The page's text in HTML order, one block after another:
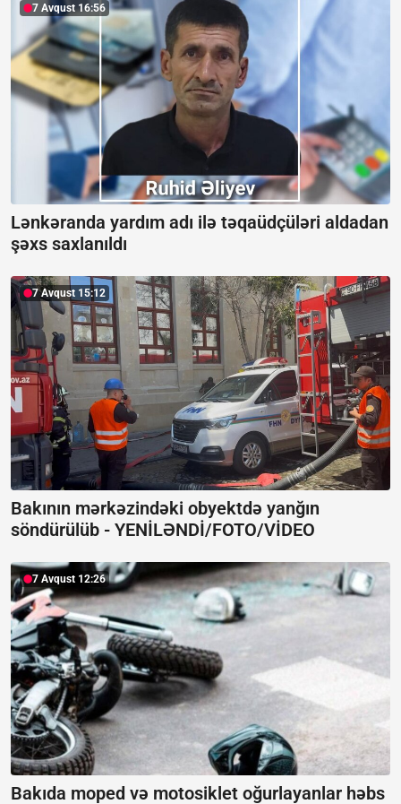
7 Avqust 16:56
Lənkəranda yardım adı ilə təqaüdçüləri aldadan
şəxs saxlanıldı
7 Avqust 15:12
Bakının mərkəzindəki obyektdə yanğın
söndürülüb - YENİLƏNDİ/FOTO/VİDEO
7 Avqust 12:26
Bakıda moped və motosiklet oğurlayanlar həbs